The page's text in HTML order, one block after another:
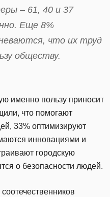
– 61, 40 и 37
Еще 8%
что их труд
обществу.
именно пользу приносит
что помогают
33% оптимизируют
инновациями и
городскую
о безопасности людей.